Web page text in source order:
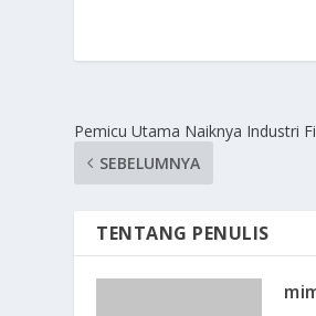
Pemicu Utama Naiknya Industri
SEBELUMNYA
TENTANG PENULIS